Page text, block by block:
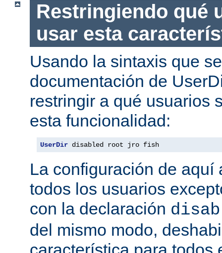
Restringiendo qué
usar esta
Usando la sintaxis que
documentación de
restringir a qué usuarios
esta funcionalidad:
UserDir disabled root jro fish
La configuración de aquí
todos los usuarios
con la declaración
del mismo modo,